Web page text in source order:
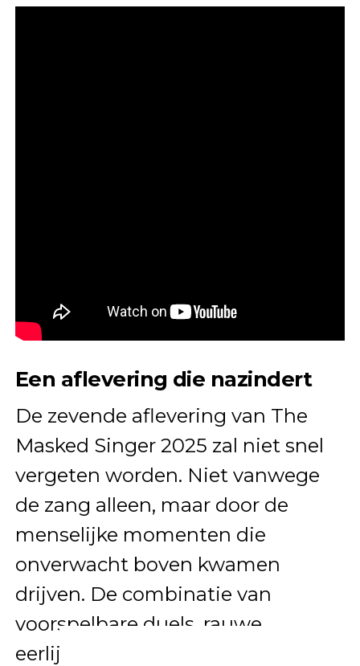
Een aflevering die nazindert
De zevende aflevering van The
Masked Singer 2025 zal niet snel
vergeten worden. Niet vanwege
de zang alleen, maar door de
menselijke momenten die
onverwacht boven kwamen
drijven. De combinatie van
voorspelbare duels, rauwe
eerlijkheid en emotionele